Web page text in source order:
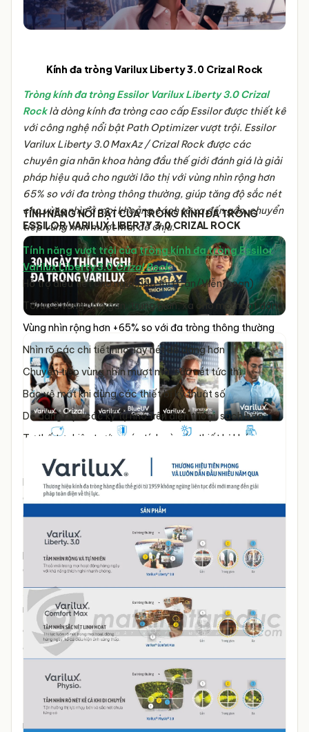
Kính đa tròng Varilux Liberty 3.0 Crizal Rock
Tròng kính đa tròng Essilor Varilux Liberty 3.0 Crizal
Rocklà dòng kính đa tròng cao cấp Essilor được thiết kế
với công nghệ nổi bậtPath Optimizervượt trội. Essilor
Varilux Liberty 3.0 MaxAz / Crizal Rock được các
chuyên gia nhãn khoa hàng đầu thế giới đánh giá là giải
pháp hiệu quả cho người lão thị với vùng nhìn rộng hơn
65% so với đa tròng thông thường, giúp tăng độ sắc nét
cho vùng nhìn ở mọi khoảng cách từ xa đến gần, chuyển
tiếp vùng nhìn mượt mà, dễ chịu.
TÍNH NĂNG NỔI BẬT CỦA TRÒNG KÍNH ĐA TRÒNG
ESSILOR VARILUX LIBERTY 3.0 CRIZAL ROCK
Tính năng vượt trội củatròng kính đa tròng Essilor
Varilux Liberty 3.0Crizal Rock:
Hỗ trợ điều tiết cho người lão thị (Cận/Viễn/Loạn)
Tối ưu 3 vùng nhìn gần, trung gian, xa cho mọi hoạt động
Vùng nhìn rộng hơn +65% so với đa tròng thông thường
Nhìn rõ các chi tiết nhỏ, lấy nét dễ dàng hơn
Chuyển tiếp vùng nhìn mượt mà, sắc nét tức thì
Bảo vệ mắt khi dùng các thiết bị kỹ thuật số
Dễ dàng đọc các ký tự nhỏ trên điện thoại, sách báo
Tư thế tự nhiên trước máy tính và các thiết bị khác
Thư giãn mắt khi dùng điện thoại trong thời gian dài
Bảo vệ mắt toàn diện khỏi các tác nhân từ môi trường:
Chống tia UV400 với chỉ số E-SPF35, hạn chế phản
quang, hạn chế bám nước, bám bụi, bám vân tay
Thiết kế linh hoạt theo nhu cầu và mục đích sử dụng: Lớp
phủ cơ bản dòng Clear/ Lọc ánh sáng xanh BlueUV
Capture/ Đổi màu Transitions Gen8
Xóa bỏ các dấu hiệu tuổi tác bên ngoài: Không phải nhíu
mày, nhấc kính, tháo kính,...
Chiếc kính 2 trong 1 tiện lợi, không phải thay đổi liên tục
giữa các cặp kính cận/ viễn/ loạn khác nhau
Thích nghi nhanh chóng hơn so với các loại kính đa tròng
thông thường trên thị trường
Thiết kế tròng kính trong suốt, mỏng, nhẹ, phù hợp với
mọi loại gọng, không có vách ngăn giữa các vùng nhìn,